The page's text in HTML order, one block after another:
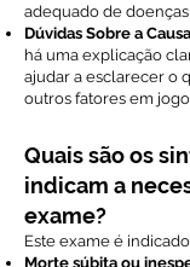
adequado de
Dúvidas Sobre a
há uma explicação
ajudar a esclarecer o
outros fatores em
Quais são os
indicam a
exame?
Este exame é
Morte súbita ou